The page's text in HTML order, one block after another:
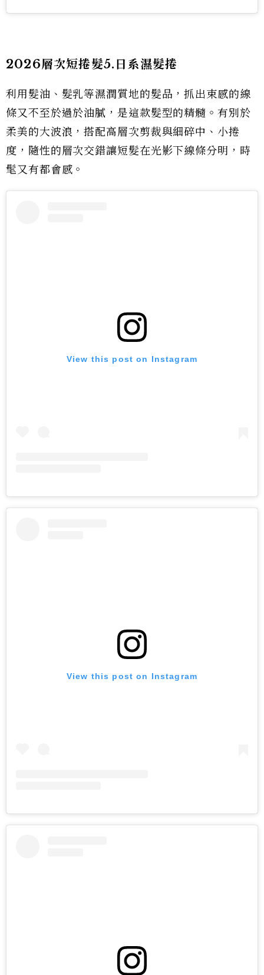
2026層次短捲髮5.日系濕髮捲
利用髮油、髮乳等濕潤質地的髮品，抓出束感的線
條又不至於過於油膩，是這款髮型的精髓。有別於
柔美的大波浪，搭配高層次剪裁與細碎中、小捲
度，隨性的層次交錯讓短髮在光影下線條分明，時
髦又有都會感。
View this post on Instagram
View this post on Instagram